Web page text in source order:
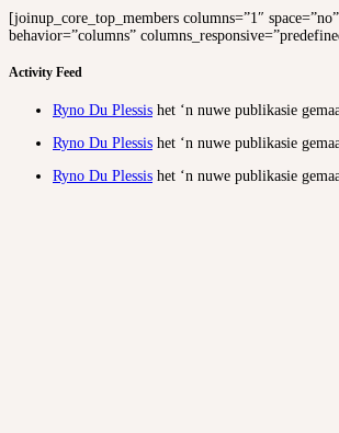
[joinup_core_top_members columns=”1″
behavior=”columns”
Activity Feed
Ryno Du Plessis het ‘n nuwe publikasie
Ryno Du Plessis het ‘n nuwe publikasie
Ryno Du Plessis het ‘n nuwe publikasie